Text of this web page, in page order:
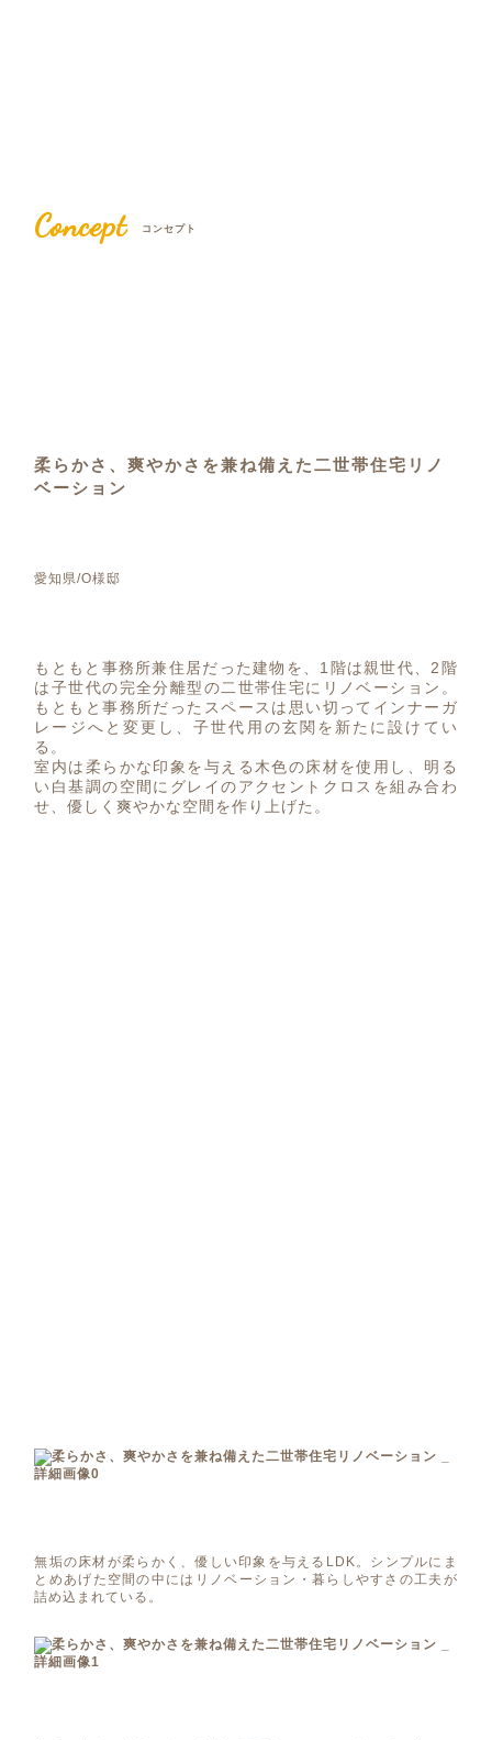
Concept コンセプト
柔らかさ、爽やかさを兼ね備えた二世帯住宅リノ
ベーション
愛知県/O様邸
もともと事務所兼住居だった建物を、1階は親世代、2階
は子世代の完全分離型の二世帯住宅にリノベーション。
もともと事務所だったスペースは思い切ってインナーガ
レージへと変更し、子世代用の玄関を新たに設けてい
る。
室内は柔らかな印象を与える木色の床材を使用し、明る
い白基調の空間にグレイのアクセントクロスを組み合わ
せ、優しく爽やかな空間を作り上げた。
無垢の床材が柔らかく、優しい印象を与えるLDK。シンプルにま
とめあげた空間の中にはリノベーション・暮らしやすさの工夫が
詰め込まれている。